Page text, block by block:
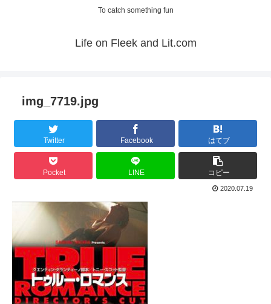
To catch something fun
Life on Fleek and Lit.com
img_7719.jpg
Twitter Facebook はてブ
Pocket LINE コピー
2020.07.19